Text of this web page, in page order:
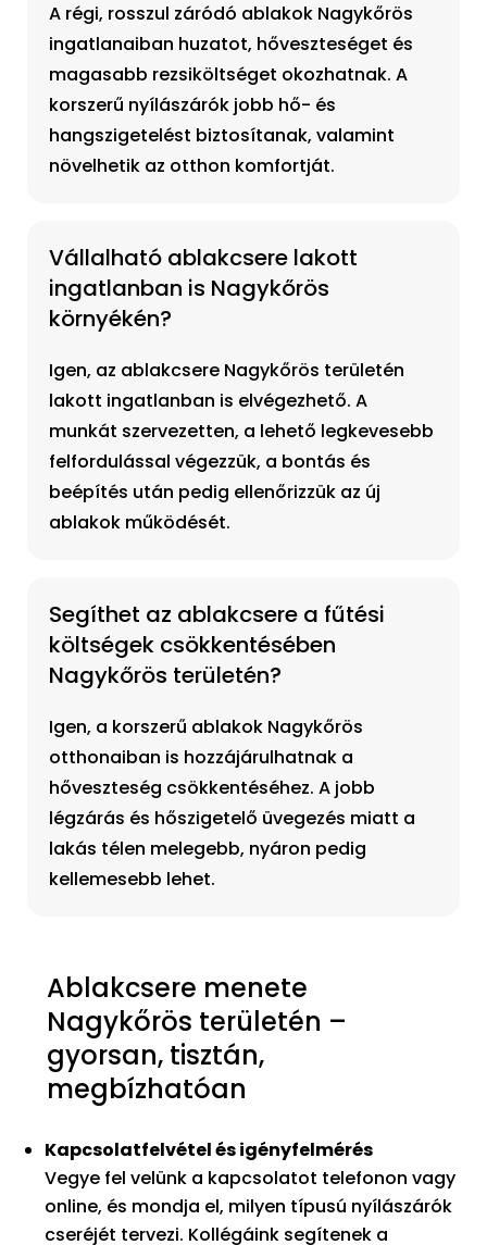
A régi, rosszul záródó ablakok Nagykőrös
ingatlanaiban huzatot, hőveszteséget és
magasabb rezsiköltséget okozhatnak. A
korszerű nyílászárók jobb hő- és
hangszigetelést biztosítanak, valamint
növelhetik az otthon komfortját.
Vállalható ablakcsere lakott
ingatlanban is Nagykőrös
környékén?
Igen, az ablakcsere Nagykőrös területén
lakott ingatlanban is elvégezhető. A
munkát szervezetten, a lehető legkevesebb
felfordulással végezzük, a bontás és
beépítés után pedig ellenőrizzük az új
ablakok működését.
Segíthet az ablakcsere a fűtési
költségek csökkentésében
Nagykőrös területén?
Igen, a korszerű ablakok Nagykőrös
otthonaiban is hozzájárulhatnak a
hőveszteség csökkentéséhez. A jobb
légzárás és hőszigetelő üvegezés miatt a
lakás télen melegebb, nyáron pedig
kellemesebb lehet.
Ablakcsere menete
Nagykőrös területén –
gyorsan, tisztán,
megbízhatóan
Kapcsolatfelvétel és igényfelmérés
Vegye fel velünk a kapcsolatot telefonon vagy
online, és mondja el, milyen típusú nyílászárók
cseréjét tervezi. Kollégáink segítenek a